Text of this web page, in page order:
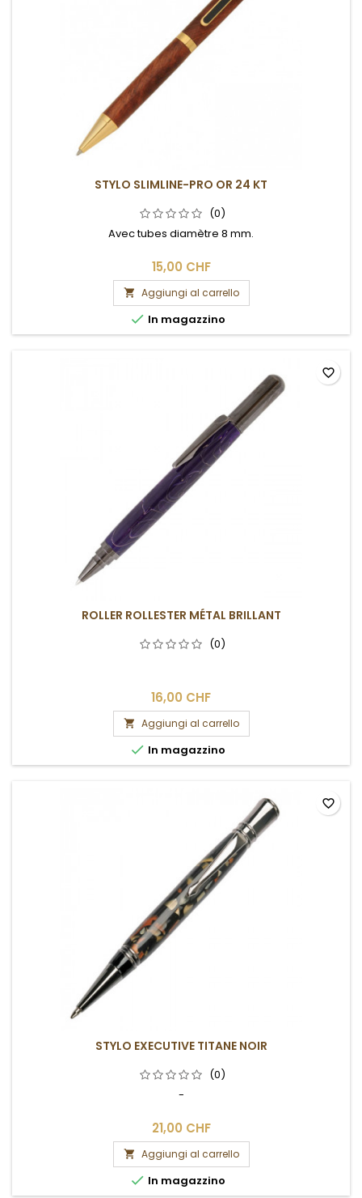
STYLO SLIMLINE-PRO OR 24 KT
(0)
Avec tubes diamètre 8 mm.
15,00 CHF
 Aggiungi al carrello
 In magazzino
ROLLER ROLLESTER MÉTAL BRILLANT
(0)
16,00 CHF
 Aggiungi al carrello
 In magazzino
favorite_border
STYLO EXECUTIVE TITANE NOIR
(0)
-
21,00 CHF
 Aggiungi al carrello
 In magazzino
favorite_border